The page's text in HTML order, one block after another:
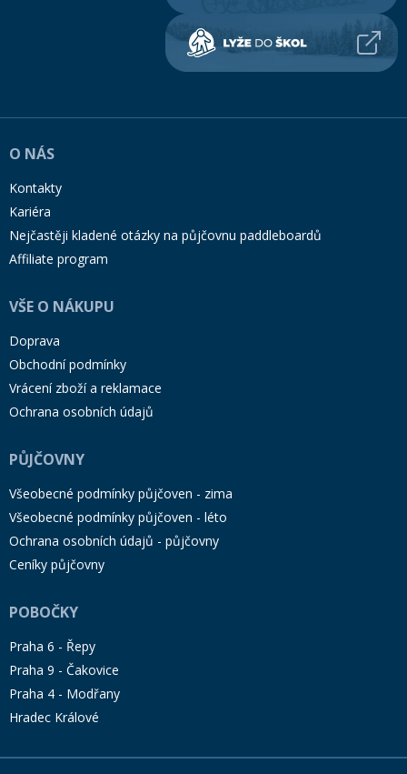
O NÁS
Kontakty
Kariéra
Nejčastěji kladené otázky na půjčovnu paddleboardů
Affiliate program
VŠE O NÁKUPU
Doprava
Obchodní podmínky
Vrácení zboží a reklamace
Ochrana osobních údajů
PŮJČOVNY
Všeobecné podmínky půjčoven - zima
Všeobecné podmínky půjčoven - léto
Ochrana osobních údajů - půjčovny
Ceníky půjčovny
POBOČKY
Praha 6 - Řepy
Praha 9 - Čakovice
Praha 4 - Modřany
Hradec Králové